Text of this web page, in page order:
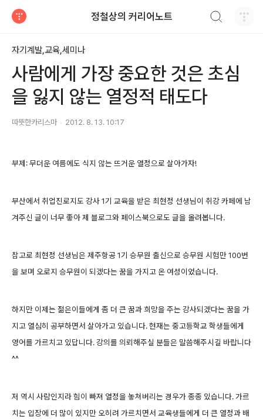
정철상의 커리어노트
자기계발,교육,세미나
사람에게 가장 중요한 것은 초심
을 잃지 않는 열정적 태도다
따뜻한카리스마 2012. 8. 13. 10:17
부제: 무더운 여름에도 식지 않는 뜨거운 열정으로 살아가자!
부산에서 취업진로지도 강사 1기 교육을 받은 최현정 선생님이 취강 카페에 남
겨주신 글이 너무 좋아 제 블로그와 페이스북으로도 글을 올려봅니다.
참고로 최현정 선생님은 제주항공 1기 승무원 출신으로 승무원 시험만 100번
을 보며 오로지 승무원이 되겠다는 꿈을 가지고 온 여성이었습니다.
하지만 이제는 젊은이들에게 좀 더 큰 꿈과 희망을 주는 강사되겠다는 꿈을 가
지고 열심히 공부하면서 살아가고 있습니다. 현재는 중고등학교 학생들에게
영어를 가르치고 있답니다. 강의를 의뢰해주실 분들은 말씀해주시길 바랍니다
^^
저 역시 사람인지라 힘이 빠져 열정을 놓쳐버리는 경우가 종종 있습니다. 가르
치는 입장에 더 많이 있지만 오히려 가르치면서 교육생들에게 더 큰 열정과 배